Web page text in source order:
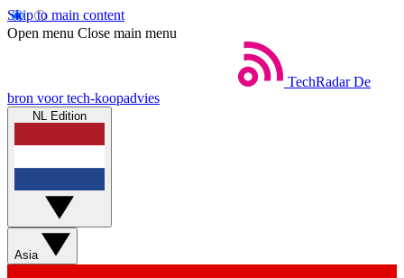
Skip to main content
Open menu Close main menu
TechRadar De
bron voor tech-koopadvies
NL Edition
Asia